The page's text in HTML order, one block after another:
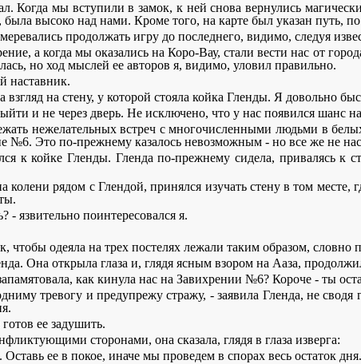
Когда мы вступили в замок, к ней снова вернулись
была высоко над нами. Кроме того, на карте был указан путь,
продолжать игру до последнего, видимо, следуя
а когда мы оказались на Коро-Вау, стали вести нас от
но ход мыслей ее авторов я, видимо, уловил правильно.
наставник.
взгляд на стену, у которой стояла койка Гленды. Я довольно
и не через дверь. Не исключено, что у нас появился шанс
нежелательных встреч с многочисленными людьми в
№6. Это по-прежнему казалось невозможным - но все же не
к койке Гленды. Гленда по-прежнему сидела, привалясь к
колени рядом с Глендой, принялся изучать стену в том
язвительно поинтересовался я.
чтобы одеяла на трех постелях лежали таким образом,
Она открыла глаза и, глядя ясным взором на Ааза,
как кинула нас на Завихрении №6? Короче - ты
тревогу и предупрежу стражу, - заявила Гленда, не
ее задушить.
сторонами, она сказала, глядя в глаза изверга:
ее в покое, иначе мы проведем в спорах весь остаток дня.